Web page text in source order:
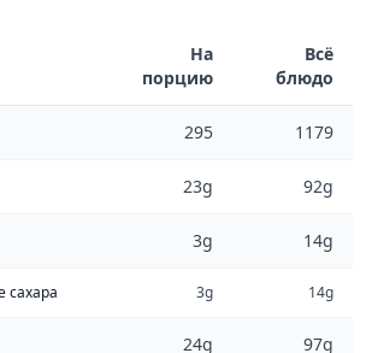
На
порцию
Всё
блюдо
295 1179
23g 92g
3g 14g
сахара 3g 14g
24g 97g